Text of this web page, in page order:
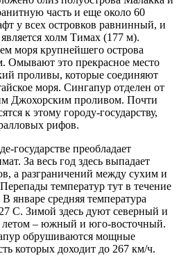
часть и еще около 60
у всех островков равнинный, и
холм Тимах (177 м).
моря крупнейшего острова
Омывают это прекрасное место
проливы, которые соединяют
моря. Сингапур отделен от
Джохорским проливом. Почти
к этому городу-государству,
рифов.
государстве преобладает
За весь год здесь выпадает
а разграничений между сухим и
температур тут в течение
январе средняя температура
С. Зимой здесь дуют северный и
летом – южный и юго-восточный.
обрушиваются мощные
которых доходит до 267 км/ч.